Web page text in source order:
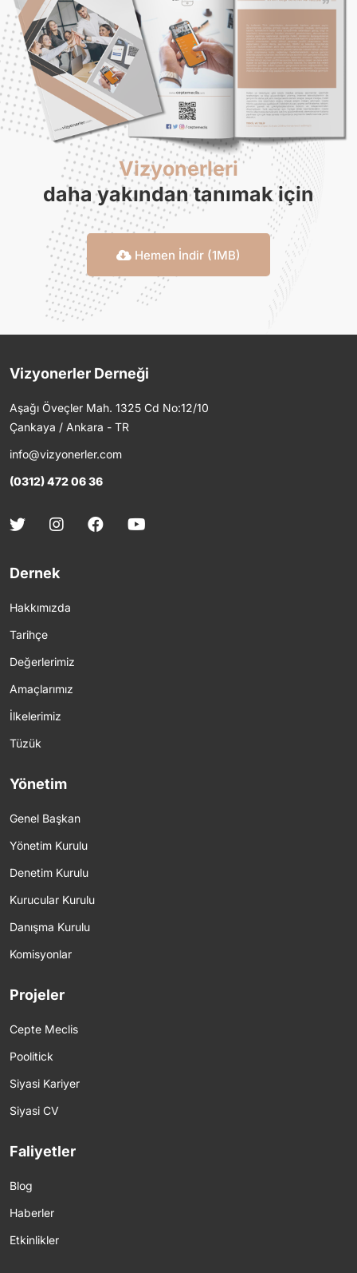
Vizyonerleri
daha yakından tanımak için
Hemen İndir (1MB)
Vizyonerler Derneği
Aşağı Öveçler Mah. 1325 Cd No:12/10
Çankaya / Ankara - TR
info@vizyonerler.com
(0312) 472 06 36
Dernek
Hakkımızda
Tarihçe
Değerlerimiz
Amaçlarımız
İlkelerimiz
Tüzük
Yönetim
Genel Başkan
Yönetim Kurulu
Denetim Kurulu
Kurucular Kurulu
Danışma Kurulu
Komisyonlar
Projeler
Cepte Meclis
Poolitick
Siyasi Kariyer
Siyasi CV
Faliyetler
Blog
Haberler
Etkinlikler